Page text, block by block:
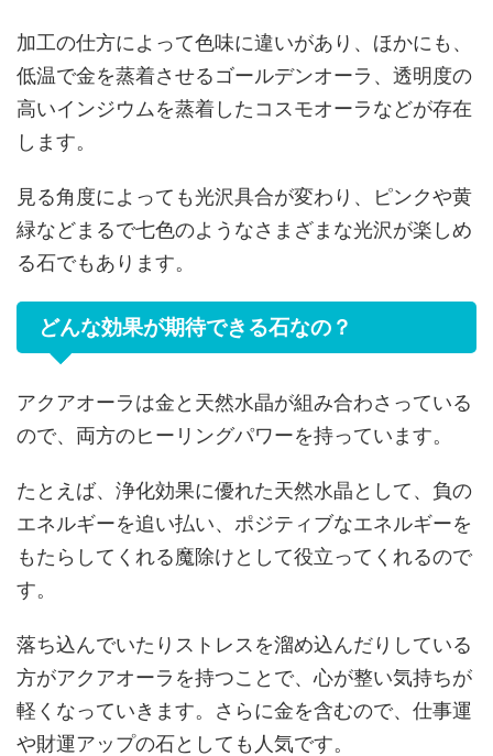
加工の仕方によって色味に違いがあり、ほかにも、
低温で金を蒸着させるゴールデンオーラ、透明度の
高いインジウムを蒸着したコスモオーラなどが存在
します。
見る角度によっても光沢具合が変わり、ピンクや黄
緑などまるで七色のようなさまざまな光沢が楽しめ
る石でもあります。
どんな効果が期待できる石なの？
アクアオーラは金と天然水晶が組み合わさっている
ので、両方のヒーリングパワーを持っています。
たとえば、浄化効果に優れた天然水晶として、負の
エネルギーを追い払い、ポジティブなエネルギーを
もたらしてくれる魔除けとして役立ってくれるので
す。
落ち込んでいたりストレスを溜め込んだりしている
方がアクアオーラを持つことで、心が整い気持ちが
軽くなっていきます。さらに金を含むので、仕事運
や財運アップの石としても人気です。